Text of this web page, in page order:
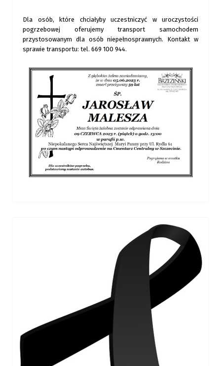
Dla osób, które chciałyby uczestniczyć w uroczystości
pogrzebowej oferujemy transport samochodem
przystosowanym dla osób niepełnosprawnych. Kontakt w
sprawie transportu: tel. 669 100 944.